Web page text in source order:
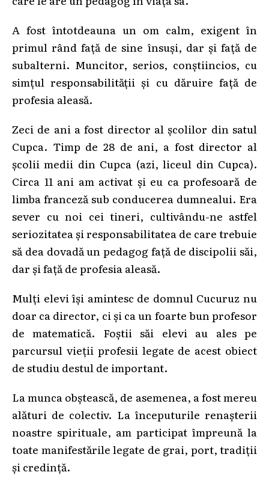
A fost întotdeauna un om calm, exigent în
primul rând față de sine însuși, dar și față de
subalterni. Muncitor, serios, conștiincios, cu
simțul responsabilității și cu dăruire față de
profesia aleasă.
Zeci de ani a fost director al școlilor din satul
Cupca. Timp de 28 de ani, a fost director al
școlii medii din Cupca (azi, liceul din Cupca).
Circa 11 ani am activat și eu ca profesoară de
limba franceză sub conducerea dumnealui. Era
sever cu noi cei tineri, cultivându-ne astfel
seriozitatea și responsabilitatea de care trebuie
să dea dovadă un pedagog față de discipolii săi,
dar și față de profesia aleasă.
Mulți elevi își amintesc de domnul Cucuruz nu
doar ca director, ci și ca un foarte bun profesor
de matematică. Foștii săi elevi au ales pe
parcursul vieții profesii legate de acest obiect
de studiu destul de important.
La munca obștească, de asemenea, a fost mereu
alături de colectiv. La începuturile renașterii
noastre spirituale, am participat împreună la
toate manifestările legate de grai, port, tradiții
și credință.